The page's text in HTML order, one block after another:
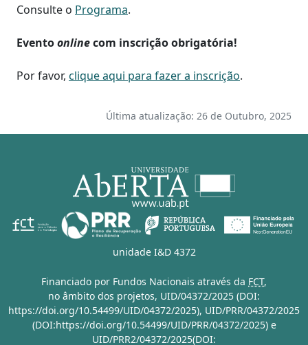
Consulte o Programa.
Eventoonlinecom inscrição obrigatória!
Por favor, clique aqui para fazer a inscrição.
Última atualização: 26 de Outubro, 2025
unidade I&D 4372
Financiado por Fundos Nacionais através da FCT,
no âmbito dos projetos, UID/04372/2025 (DOI:
https://doi.org/10.54499/UID/04372/2025), UID/PRR/04372/2025
(DOI:https://doi.org/10.54499/UID/PRR/04372/2025)e
UID/PRR2/04372/2025(DOI: